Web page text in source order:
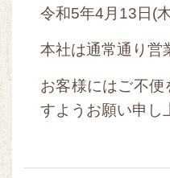
令和5年4月13日(
本社は通常通り営
お客様にはご不
すようお願い申し